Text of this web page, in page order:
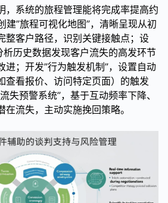
，系统的旅程管理能将完成率提高约
建”旅程可视化地图”，清晰呈现从初
整客户路径，识别关键接触点；设
析历史数据发现客户流失的高发环节
进；开发”行为触发机制”，设置自动
查看报价、访问特定页面）的触发
失预警系统”，基于互动频率下降、
流失，主动实施挽回策略。